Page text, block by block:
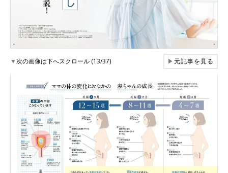
▼次の画像は下へスクロール (13/37) ▶元記事を見る